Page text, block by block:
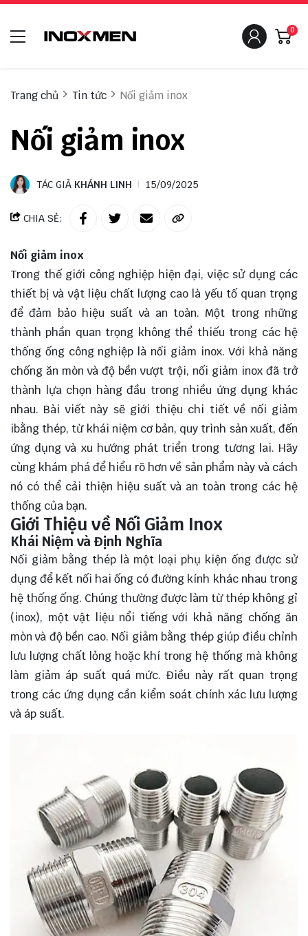
0
Trang chủ Tin tức Nối giảm inox
Nối giảm inox
TÁC GIẢ KHÁNH LINH 15/09/2025
CHIA SẺ:
Nối giảm inox
Trong thế giới công nghiệp hiện đại, việc sử dụng các
thiết bị và vật liệu chất lượng cao là yếu tố quan trọng
để đảm bảo hiệu suất và an toàn. Một trong những
thành phần quan trọng không thể thiếu trong các hệ
thống ống công nghiệp là nối giảm inox. Với khả năng
chống ăn mòn và độ bền vượt trội, nối giảm inox đã trở
thành lựa chọn hàng đầu trong nhiều ứng dụng khác
nhau. Bài viết này sẽ giới thiệu chi tiết về nối giảm
ibằng thép, từ khái niệm cơ bản, quy trình sản xuất, đến
ứng dụng và xu hướng phát triển trong tương lai. Hãy
cùng khám pháđể hiểu rõ hơn về sản phẩm này và cách
nó có thể cải thiện hiệu suất và an toàn trong các hệ
thống của bạn.
Giới Thiệu về Nối Giảm Inox
Khái Niệm và Định Nghĩa
Nối giảm bằng thép là một loại phụ kiện ống được sử
dụng để kết nối hai ống có đường kính khác nhau trong
hệ thống ống. Chúng thường được làm từ thép không gỉ
(inox), một vật liệu nổi tiếng với khả năng chống ăn
mòn và độ bền cao. Nối giảm bằng thép giúp điều chỉnh
lưu lượng chất lỏng hoặc khí trong hệ thống mà không
làm giảm áp suất quá mức. Điều này rất quan trọng
trong các ứng dụng cần kiểm soát chính xác lưu lượng
và áp suất.